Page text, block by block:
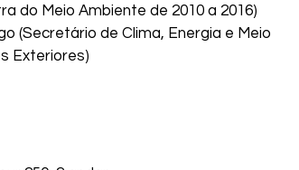
do Meio Ambiente de 2010 a 2016)
(Secretário de Clima, Energia e Meio
Exteriores)